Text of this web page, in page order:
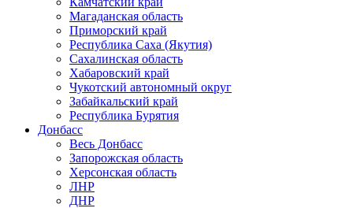
Магаданская область
Приморский край
Республика Саха (Якутия)
Сахалинская область
Хабаровский край
Чукотский автономный округ
Забайкальский край
Республика Бурятия
Донбасс
Весь Донбасс
Запорожская область
Херсонская область
ЛНР
ДНР